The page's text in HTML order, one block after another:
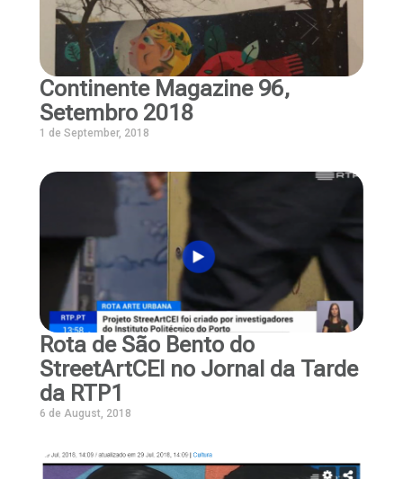
Continente Magazine 96,
Setembro 2018
1 de September, 2018
Rota de São Bento do
StreetArtCEI no Jornal da Tarde
da RTP1
6 de August, 2018